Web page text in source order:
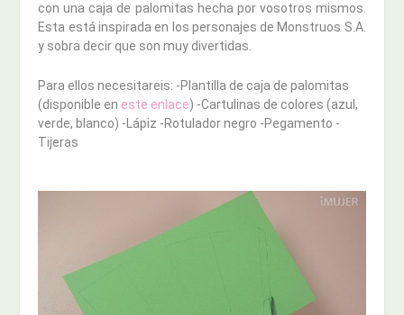
con una caja de palomitas hecha por vosotros mismos.
Esta está inspirada en los personajes de Monstruos S.A.
y sobra decir que son muy divertidas.
Para ellos necesitareis: -Plantilla de caja de palomitas
(disponible en este enlace) -Cartulinas de colores (azul,
verde, blanco) -Lápiz -Rotulador negro -Pegamento -
Tijeras